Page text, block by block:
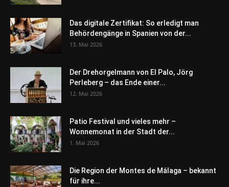
Das digitale Zertifikat: So erledigt man
Behördengänge in Spanien von der...
13. Mai 2026
Der Drehorgelmann von El Palo, Jörg
Perleberg – das Ende einer...
12. Mai 2026
Patio Festival und vieles mehr –
Wonnemonat in der Stadt der...
1. Mai 2026
Die Region der Montes de Málaga – bekannt
für ihre...